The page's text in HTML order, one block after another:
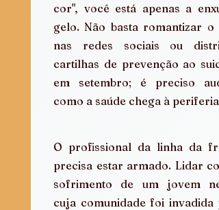
cor", você está apenas a
gelo. Não basta romantizar o
nas redes sociais ou
cartilhas de prevenção ao
em setembro; é preciso
como a saúde chega à periferia.
O profissional da linha da
precisa estar armado. Lidar
sofrimento de um jovem
cuja comunidade foi invadida